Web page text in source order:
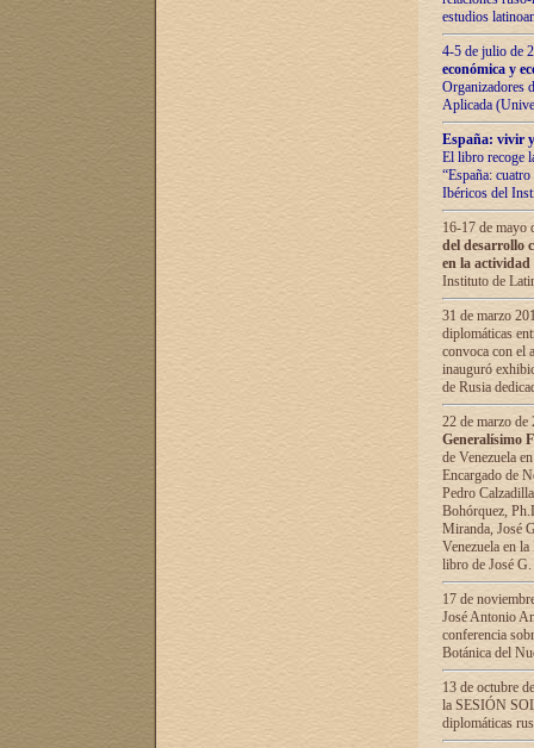
estudios
4-5 de julio de
económica y
Organizadores
Aplicada
España: vivir
El libro recoge
“España:
Ibéricos del
16-17 de mayo
del desarrollo
en la
Instituto de
31 de marzo
diplomáticas
convoca con el
inauguró
de Rusia
22 de marzo
Generalísimo
de Venezuela
Encargado de
Pedro
Bohórquez,
Miranda, José
Venezuela en
libro de José
17 de
José Antonio
conferencia
Botánica del
13 de octubre
la SESIÓN
diplomáticas